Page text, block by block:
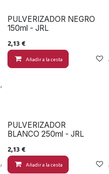
Añadir a lista de deseos
PULVERIZADOR NEGRO
150ml - JRL
2,13 €
Añadir a la cesta
Añadir a lista de deseos
PULVERIZADOR
BLANCO 250ml - JRL
2,13 €
Añadir a la cesta